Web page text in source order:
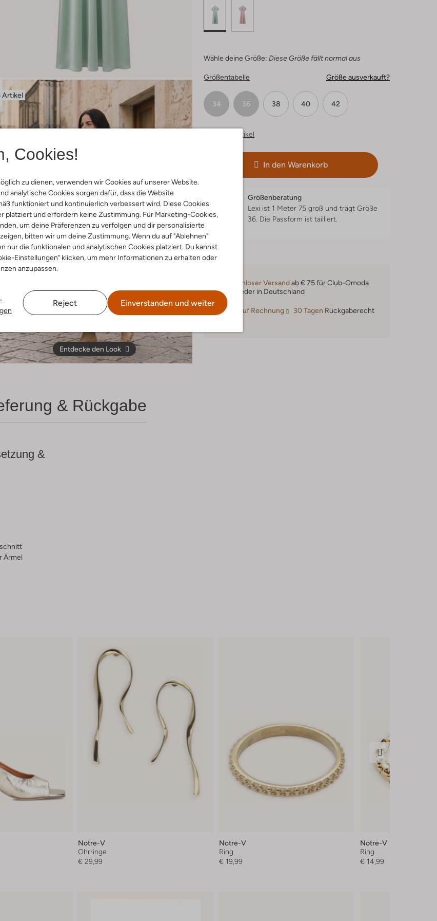
Cookies!
zu dienen, verwenden wir Cookies auf unserer Website.
analytische Cookies sorgen dafür, dass die Website
funktioniert und kontinuierlich verbessert wird. Diese Cookies
platziert und erfordern keine Zustimmung. Für Marketing-Cookies,
um deine Präferenzen zu verfolgen und dir personalisierte
bitten wir um deine Zustimmung. Wenn du auf "Ablehnen"
nur die funktionalen und analytischen Cookies platziert. Du kannst
Einstellungen" klicken, um mehr Informationen zu erhalten oder
anzupassen.
Reject Einverstanden und weiter
Artikel
Entdecke den Look
Wähle deine Größe: Diese Größe fällt normal aus
Größentabelle Größe ausverkauft?
34 36 38 40 42
Ähnliche Artikel
In den Warenkorb
Größenberatung
Lexi ist 1 Meter 75 groß und trägt Größe
36. Die Passform isttailliert.
Kostenloser Versandab € 75 für Club-Omoda
Mitglieder in Deutschland
Kauf auf Rechnung 30 Tagen Rückgaberecht
& Rückgabe
&
Ärmel
Notre-V
Ohrringe
€ 29,99
Notre-V
Ring
€ 19,99
Notre-V
Ring
€ 14,99